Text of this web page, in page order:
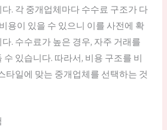
. 각 중개업체마다 수수료 구조가 다
용이 있을 수 있으니 이를 사전에 확
. 수수료가 높은 경우, 자주 거래를
있습니다. 따라서, 비용 구조를 비
타일에 맞는 중개업체를 선택하는 것